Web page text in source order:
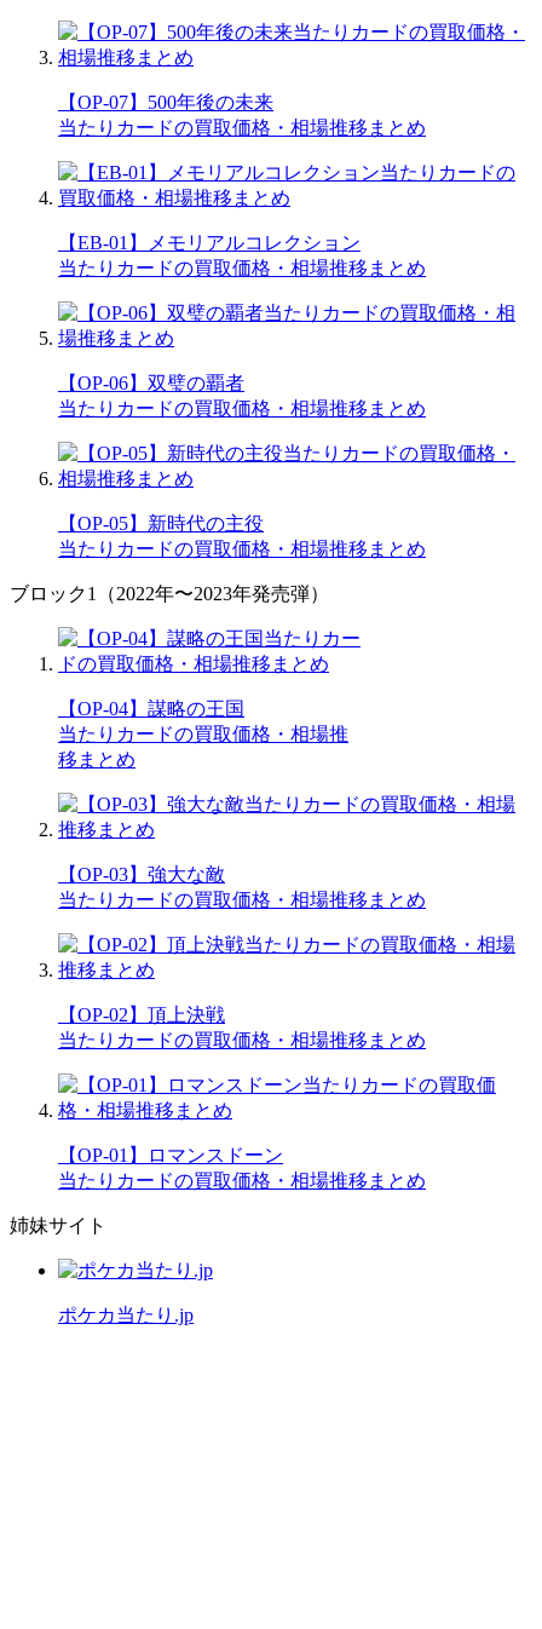
【OP-07】500年後の未来
当たりカードの買取価格・相場推移まとめ
【EB-01】メモリアルコレクション
当たりカードの買取価格・相場推移まとめ
【OP-06】双璧の覇者
当たりカードの買取価格・相場推移まとめ
【OP-05】新時代の主役
当たりカードの買取価格・相場推移まとめ
ブロック1（2022年〜2023年発売弾）
【OP-04】謀略の王国
当たりカードの買取価格・相場推
移まとめ
【OP-03】強大な敵
当たりカードの買取価格・相場推移まとめ
【OP-02】頂上決戦
当たりカードの買取価格・相場推移まとめ
【OP-01】ロマンスドーン
当たりカードの買取価格・相場推移まとめ
姉妹サイト
ポケカ当たり.jp